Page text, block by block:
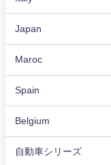
Japan
Maroc
Spain
Belgium
自動車シリーズ